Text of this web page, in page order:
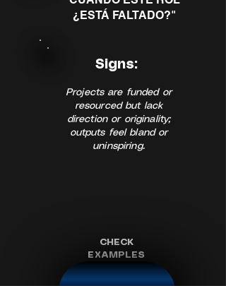
¿ESTÁ FALTADO?"
Signs:
Projects are funded or
resourced but lack
direction or originality;
outputs feel bland or
uninspiring.
CHECK
EXAMPLES